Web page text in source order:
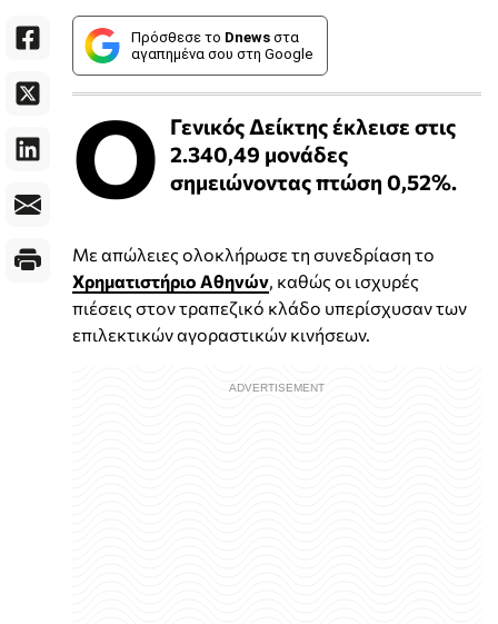
Πρόσθεσε το Dnews στα
αγαπημένα σου στη Google
Ο Γενικός Δείκτης έκλεισε στις
2.340,49 μονάδες
σημειώνοντας πτώση 0,52%.
Με απώλειες ολοκλήρωσε τη συνεδρίαση το
Χρηματιστήριο Αθηνών , καθώς οι ισχυρές
πιέσεις στον τραπεζικό κλάδο υπερίσχυσαν των
επιλεκτικών αγοραστικών κινήσεων.